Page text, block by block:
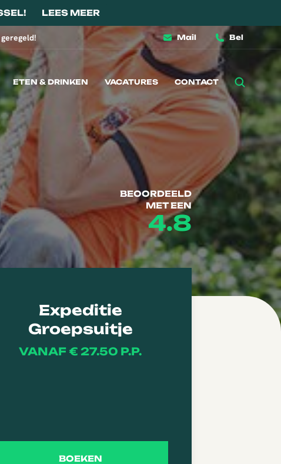
LEES MEER
Mail Bel
ETEN & DRINKEN VACATURES CONTACT
BEOORDEELD
MET EEN
4.8
Expeditie
Groepsuitje
VANAF € 27.50 P.P.
BOEKEN